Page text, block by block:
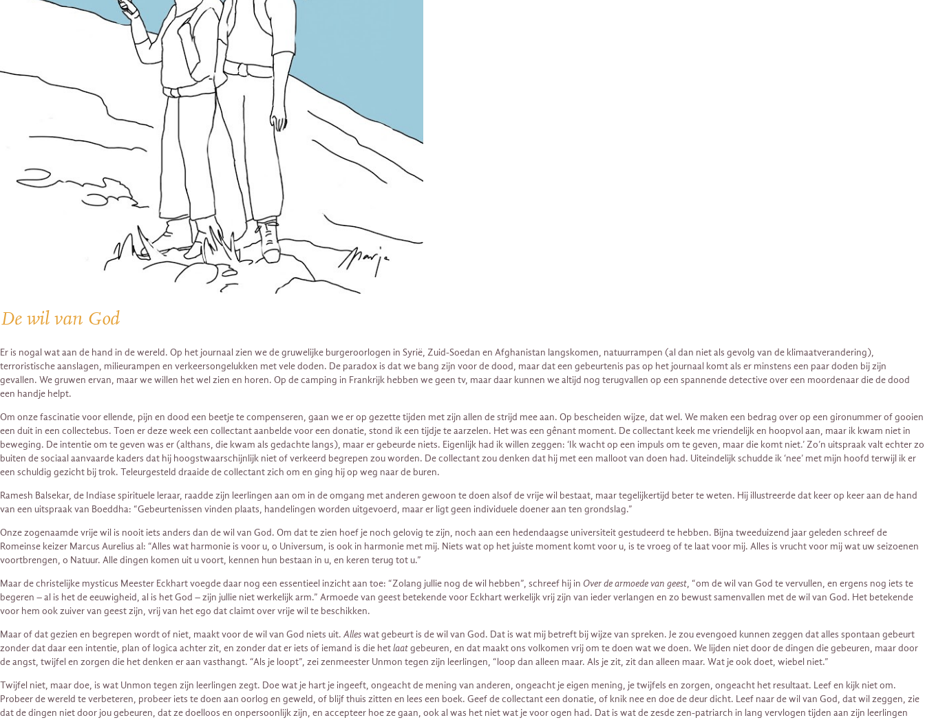
De wil van God
Er is nogal wat aan de hand in de wereld. Op het journaal zien we de gruwelijke burgeroorlogen in Syrië, Zuid-Soedan en Afghanistan langskomen, natuurrampen (al dan niet als gevolg van de klimaatverandering),
terroristische aanslagen, milieurampen en verkeersongelukken met vele doden. De paradox is dat we bang zijn voor de dood, maar dat een gebeurtenis pas op het journaal komt als er minstens een paar doden bij zijn
gevallen. We gruwen ervan, maar we willen het wel zien en horen. Op de camping in Frankrijk hebben we geen tv, maar daar kunnen we altijd nog terugvallen op een spannende detective over een moordenaar die de dood
een handje helpt.
Om onze fascinatie voor ellende, pijn en dood een beetje te compenseren, gaan we er op gezette tijden met zijn allen de strijd mee aan. Op bescheiden wijze, dat wel. We maken een bedrag over op een gironummer of gooien
een duit in een collectebus. Toen er deze week een collectant aanbelde voor een donatie, stond ik een tijdje te aarzelen. Het was een gênant moment. De collectant keek me vriendelijk en hoopvol aan, maar ik kwam niet in
beweging. De intentie om te geven was er (althans, die kwam als gedachte langs), maar er gebeurde niets. Eigenlijk had ik willen zeggen: ‘Ik wacht op een impuls om te geven, maar die komt niet.’ Zo’n uitspraak valt echter zo
buiten de sociaal aanvaarde kaders dat hij hoogstwaarschijnlijk niet of verkeerd begrepen zou worden. De collectant zou denken dat hij met een malloot van doen had. Uiteindelijk schudde ik ‘nee’ met mijn hoofd terwijl ik er
een schuldig gezicht bij trok. Teleurgesteld draaide de collectant zich om en ging hij op weg naar de buren.
Ramesh Balsekar, de Indiase spirituele leraar, raadde zijn leerlingen aan om in de omgang met anderen gewoon te doen alsof de vrije wil bestaat, maar tegelijkertijd beter te weten. Hij illustreerde dat keer op keer aan de hand
van een uitspraak van Boeddha: “Gebeurtenissen vinden plaats, handelingen worden uitgevoerd, maar er ligt geen individuele doener aan ten grondslag.”
Onze zogenaamde vrije wil is nooit iets anders dan de wil van God. Om dat te zien hoef je noch gelovig te zijn, noch aan een hedendaagse universiteit gestudeerd te hebben. Bijna tweeduizend jaar geleden schreef de
Romeinse keizer Marcus Aurelius al: “Alles wat harmonie is voor u, o Universum, is ook in harmonie met mij. Niets wat op het juiste moment komt voor u, is te vroeg of te laat voor mij. Alles is vrucht voor mij wat uw seizoenen
voortbrengen, o Natuur. Alle dingen komen uit u voort, kennen hun bestaan in u, en keren terug tot u.”
Maar de christelijke mysticus Meester Eckhart voegde daar nog een essentieel inzicht aan toe: “Zolang jullie nog de wil hebben”, schreef hij in Over de armoede van geest, “om de wil van God te vervullen, en ergens nog iets te
begeren – al is het de eeuwigheid, al is het God – zijn jullie niet werkelijk arm.” Armoede van geest betekende voor Eckhart werkelijk vrij zijn van ieder verlangen en zo bewust samenvallen met de wil van God. Het betekende
voor hem ook zuiver van geest zijn, vrij van het ego dat claimt over vrije wil te beschikken.
Maar of dat gezien en begrepen wordt of niet, maakt voor de wil van God niets uit. Alleswat gebeurt is de wil van God. Dat is wat mij betreft bij wijze van spreken. Je zou evengoed kunnen zeggen dat alles spontaan gebeurt
zonder dat daar een intentie, plan of logica achter zit, en zonder dat er iets of iemand is die hetlaatgebeuren, en dat maakt ons volkomen vrij om te doen wat we doen. We lijden niet door de dingen die gebeuren, maar door
de angst, twijfel en zorgen die het denken er aan vasthangt. “Als je loopt”, zei zenmeester Unmon tegen zijn leerlingen, “loop dan alleen maar. Als je zit, zit dan alleen maar. Wat je ook doet, wiebel niet.”
Twijfel niet, maar doe, is wat Unmon tegen zijn leerlingen zegt. Doe wat je hart je ingeeft, ongeacht de mening van anderen, ongeacht je eigen mening, je twijfels en zorgen, ongeacht het resultaat. Leef en kijk niet om.
Probeer de wereld te verbeteren, probeer iets te doen aan oorlog en geweld, of blijf thuis zitten en lees een boek. Geef de collectant een donatie, of knik nee en doe de deur dicht. Leef naar de wil van God, dat wil zeggen, zie
dat de dingen niet door jou gebeuren, dat ze doelloos en onpersoonlijk zijn, en accepteer hoe ze gaan, ook al was het niet wat je voor ogen had. Dat is wat de zesde zen-patriarch in lang vervlogen tijden aan zijn leerlingen